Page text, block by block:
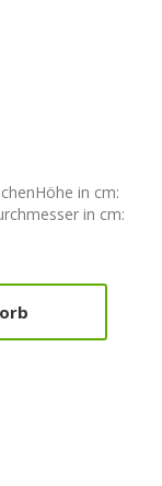
in cm:
in cm: